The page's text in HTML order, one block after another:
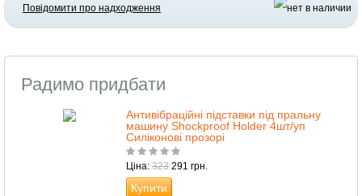
Повідомити про надходження
Радимо придбати
Антивібраційні підставки під пральну
машину Shockproof Holder 4шт/уп
Силіконові прозорі
Ціна: 323 291 грн.
Купити